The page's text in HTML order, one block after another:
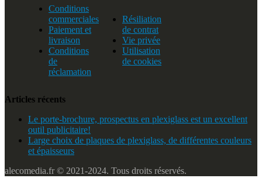
Conditions
commerciales
Paiement et
livraison
Conditions
de
réclamation
Résiliation
de contrat
Vie privée
Utilisation
de cookies
Articles récents
Le porte-brochure, prospectus en plexiglass est un excellent
outil publicitaire!
Large choix de plaques de plexiglass, de différentes couleurs
et épaisseurs
alecomedia.fr © 2021-2024. Tous droits réservés.